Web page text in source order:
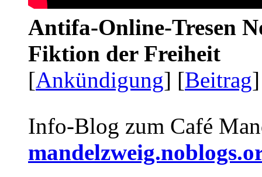
Antifa-Online-Tresen
Fiktion der Freiheit
[Ankündigung] [Beitrag
Info-Blog zum Café